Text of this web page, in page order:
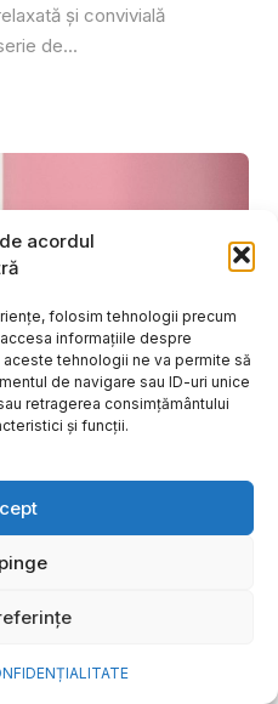
acordul
folosim tehnologii precum
informațiile despre
tehnologii ne va permite să
de navigare sau ID-uri unice
retragerea consimțământului
și funcții.
și convivială
de...
mai
ale verii într-
pe care o
lucruri. Plecăm în